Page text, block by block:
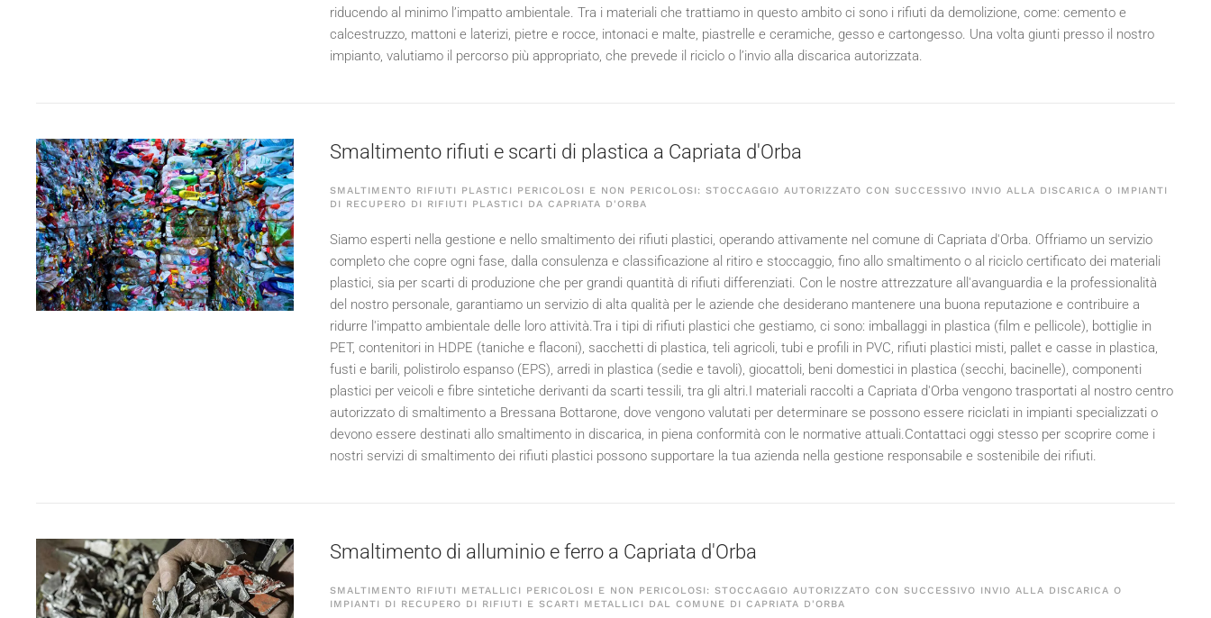
riducendo al minimo l’impatto ambientale. Tra i materiali che trattiamo in questo ambito ci sono i rifiuti da demolizione, come: cemento e
calcestruzzo, mattoni e laterizi, pietre e rocce, intonaci e malte, piastrelle e ceramiche, gesso e cartongesso. Una volta giunti presso il nostro
impianto, valutiamo il percorso più appropriato, che prevede il riciclo o l’invio alla discarica autorizzata.
Smaltimento rifiuti e scarti di plastica a Capriata d'Orba
SMALTIMENTO RIFIUTI PLASTICI PERICOLOSI E NON PERICOLOSI: STOCCAGGIO AUTORIZZATO CON SUCCESSIVO INVIO ALLA DISCARICA O IMPIANTI
DI RECUPERO DI RIFIUTI PLASTICI DA CAPRIATA D'ORBA
Siamo esperti nella gestione e nello smaltimento dei rifiuti plastici, operando attivamente nel comune di Capriata d'Orba. Offriamo un servizio
completo che copre ogni fase, dalla consulenza e classificazione al ritiro e stoccaggio, fino allo smaltimento o al riciclo certificato dei materiali
plastici, sia per scarti di produzione che per grandi quantità di rifiuti differenziati. Con le nostre attrezzature all'avanguardia e la professionalità
del nostro personale, garantiamo un servizio di alta qualità per le aziende che desiderano mantenere una buona reputazione e contribuire a
ridurre l'impatto ambientale delle loro attività.Tra i tipi di rifiuti plastici che gestiamo, ci sono: imballaggi in plastica (film e pellicole), bottiglie in
PET, contenitori in HDPE (taniche e flaconi), sacchetti di plastica, teli agricoli, tubi e profili in PVC, rifiuti plastici misti, pallet e casse in plastica,
fusti e barili, polistirolo espanso (EPS), arredi in plastica (sedie e tavoli), giocattoli, beni domestici in plastica (secchi, bacinelle), componenti
plastici per veicoli e fibre sintetiche derivanti da scarti tessili, tra gli altri.I materiali raccolti a Capriata d'Orba vengono trasportati al nostro centro
autorizzato di smaltimento a Bressana Bottarone, dove vengono valutati per determinare se possono essere riciclati in impianti specializzati o
devono essere destinati allo smaltimento in discarica, in piena conformità con le normative attuali.Contattaci oggi stesso per scoprire come i
nostri servizi di smaltimento dei rifiuti plastici possono supportare la tua azienda nella gestione responsabile e sostenibile dei rifiuti.
Smaltimento di alluminio e ferro a Capriata d'Orba
SMALTIMENTO RIFIUTI METALLICI PERICOLOSI E NON PERICOLOSI: STOCCAGGIO AUTORIZZATO CON SUCCESSIVO INVIO ALLA DISCARICA O
IMPIANTI DI RECUPERO DI RIFIUTI E SCARTI METALLICI DAL COMUNE DI CAPRIATA D'ORBA